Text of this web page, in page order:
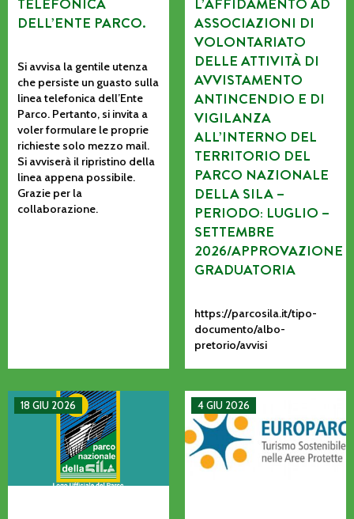
TELEFONICA
DELL’ENTE PARCO.
Si avvisa la gentile utenza
che persiste un guasto sulla
linea telefonica dell’Ente
Parco. Pertanto, si invita a
voler formulare le proprie
richieste solo mezzo mail.
Si avviserà il ripristino della
linea appena possibile.
Grazie per la
collaborazione.
L’AFFIDAMENTO AD
ASSOCIAZIONI DI
VOLONTARIATO
DELLE ATTIVITÀ DI
AVVISTAMENTO
ANTINCENDIO E DI
VIGILANZA
ALL’INTERNO DEL
TERRITORIO DEL
PARCO NAZIONALE
DELLA SILA –
PERIODO: LUGLIO –
SETTEMBRE
2026/APPROVAZIONE
GRADUATORIA
https://parcosila.it/tipo-
documento/albo-
pretorio/avvisi
18 GIU 2026
MANIFESTAZIONE DI INTERESSE PER L’AFFIDAMENTO
4 GIU 2026
La CETS come processo